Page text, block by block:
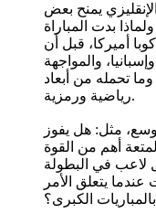
يمنح بعض
بدت المباراة
أميركا، قبل أن
والمواجهة
تحمله من أبعاد
رياضية ورمزية.
مثل: هل يفوز
أهم من القوة
في البطولة
يتعلق الأمر
بالمباريات الكبرى؟